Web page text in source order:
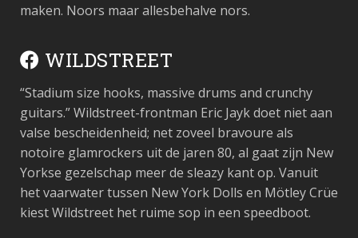
maken. Noors maar allesbehalve nors.
WILDSTREET
“Stadium size hooks, massive drums and crunchy
guitars.” Wildstreet-frontman Eric Jayk doet niet aan
valse bescheidenheid; net zoveel bravoure als
notoire glamrockers uit de jaren 80, al gaat zijn New
Yorkse gezelschap meer de sleazy kant op. Vanuit
het vaarwater tussen New York Dolls en Mötley Crüe
kiest Wildstreet het ruime sop in een speedboot.